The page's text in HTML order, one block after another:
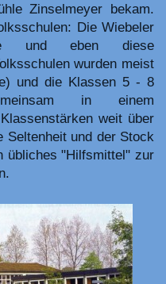
Zinselmeyer bekam.
Die Wiebeler
und eben diese
wurden meist
und die Klassen 5 - 8
in einem
weit über
Seltenheit und der Stock
übliches "Hilfsmittel" zur